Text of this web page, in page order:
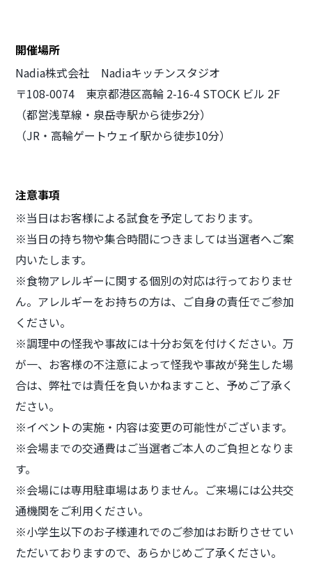
開催場所
Nadia株式会社 Nadiaキッチンスタジオ
〒108-0074 東京都港区高輪 2-16-4 STOCK ビル 2F
（都営浅草線・泉岳寺駅から徒歩2分）
（JR・高輪ゲートウェイ駅から徒歩10分）
注意事項
※当日はお客様による試食を予定しております。
※当日の持ち物や集合時間につきましては当選者へご案
内いたします。
※食物アレルギーに関する個別の対応は行っておりませ
ん。アレルギーをお持ちの方は、ご自身の責任でご参加
ください。
※調理中の怪我や事故には十分お気を付けください。万
が一、お客様の不注意によって怪我や事故が発生した場
合は、弊社では責任を負いかねますこと、予めご了承く
ださい。
※イベントの実施・内容は変更の可能性がございます。
※会場までの交通費はご当選者ご本人のご負担となりま
す。
※会場には専用駐車場はありません。ご来場には公共交
通機関をご利用ください。
※小学生以下のお子様連れでのご参加はお断りさせてい
ただいておりますので、あらかじめご了承ください。